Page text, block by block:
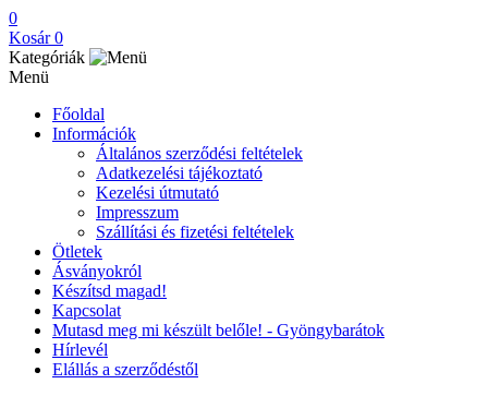
0
Kosár 0
Kategóriák
Menü
Főoldal
Információk
Általános szerződési feltételek
Adatkezelési tájékoztató
Kezelési útmutató
Impresszum
Szállítási és fizetési feltételek
Ötletek
Ásványokról
Készítsd magad!
Kapcsolat
Mutasd meg mi készült belőle! - Gyöngybarátok
Hírlevél
Elállás a szerződéstől